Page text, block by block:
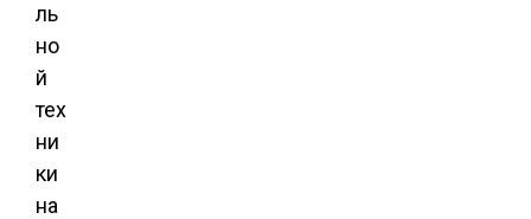
ль
но
й
тех
ни
ки
на